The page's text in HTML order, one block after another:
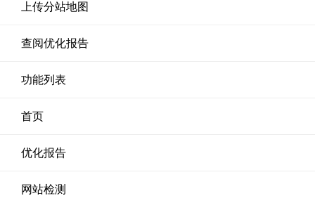
上传分站地图
查阅优化报告
功能列表
首页
优化报告
网站检测